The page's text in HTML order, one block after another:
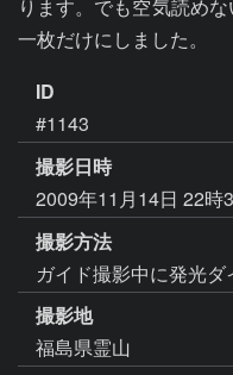
ります。でも空気読め
一枚だけにしました。
ID
#1143
撮影日時
2009年11月14日 22時
撮影方法
ガイド撮影中に発光
撮影地
福島県霊山